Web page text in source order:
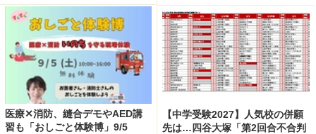
医療✕消防、縫合デモやAED講
習も「おしごと体験博」9/5
【中学受験2027】人気校の併願
先は…四谷大塚「第2回合不合判